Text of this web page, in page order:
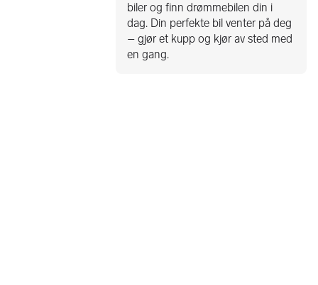
biler og finn drømmebilen din i
dag. Din perfekte bil venter på deg
– gjør et kupp og kjør av sted med
en gang.